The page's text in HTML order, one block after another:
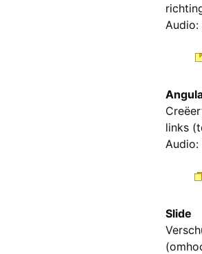
links
Slide